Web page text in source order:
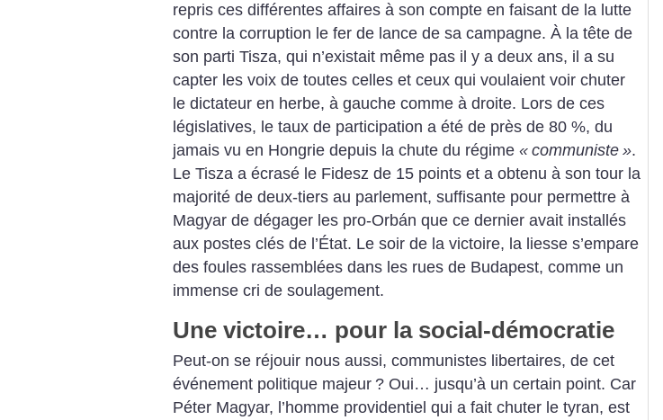
repris ces différentes affaires à son compte en faisant de la lutte
contre la corruption le fer de ­lance de sa campagne. À la tête de
son parti Tisza, qui n’existait même pas il y a deux ans, il a su
capter les voix de toutes celles et ceux qui voulaient voir chuter
le dictateur en herbe, à gauche comme à droite. Lors de ces
législatives, le taux de participation a été de près de 80 %, du
jamais vu en Hongrie depuis la chute du régime « communiste ».
Le Tisza a écrasé le Fidesz de 15 points et a obtenu à son tour la
majorité de deux-tiers au parlement, suffisante pour permettre à
Magyar de dégager les pro-Orbán que ce dernier avait installés
aux postes clés de l’État. Le soir de la victoire, la liesse s’empare
des foules rassemblées dans les rues de ­Budapest, comme un
immense cri de soulagement.
Une victoire… pour la social-démocratie
Peut-on se réjouir nous aussi, communistes libertaires, de cet
événement politique majeur ? Oui… jusqu’à un certain point. Car
Péter Magyar, l’homme providentiel qui a fait chuter le tyran, est